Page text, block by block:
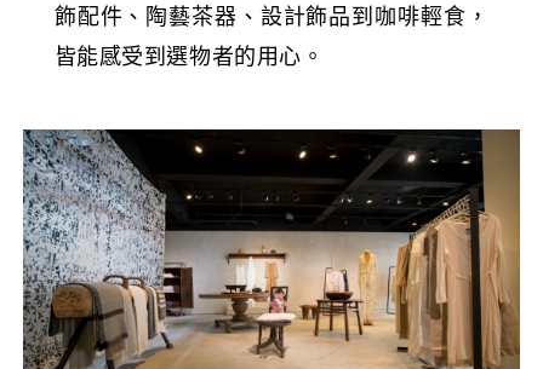
飾配件、陶藝茶器、設計飾品到咖啡輕食，
皆能感受到選物者的用心。